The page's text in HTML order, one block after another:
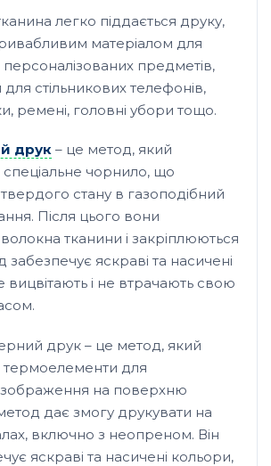
легко піддається друку,
матеріалом для
предметів,
для стільникових телефонів,
ремені, головні убори тощо.
друк – це метод, який
чорнило, що
стану в газоподібний
Після цього вони
тканини і закріплюються
яскраві та насичені
вицвітають і не втрачають свою
друк – це метод, який
термоелементи для
на поверхню
дає змогу друкувати на
включно з неопреном. Він
яскраві та насичені кольори,